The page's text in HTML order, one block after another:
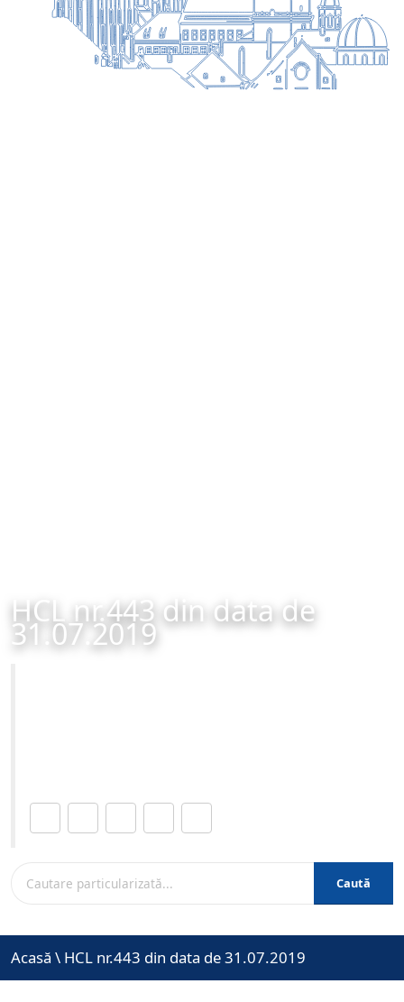
HCL nr.443 din data de
31.07.2019
Caută
Acasă \ HCL nr.443 din data de 31.07.2019